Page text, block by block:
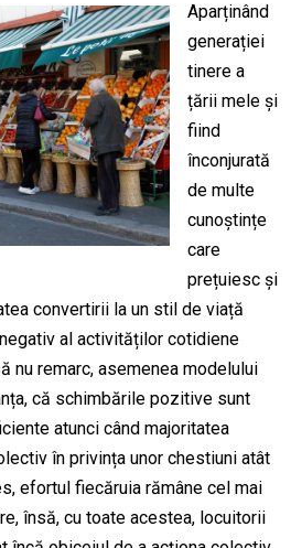
Aparținând
generației
tinere a
țării mele și
fiind
înconjurată
de multe
cunoștințe
care
prețuiesc și
convertirii la un stil de viață
al activităților cotidiene
nu remarc, asemenea modelului
că schimbările pozitive sunt
atunci când majoritatea
în privința unor chestiuni atât
efortul fiecăruia rămâne cel mai
însă, cu toate acestea, locuitorii